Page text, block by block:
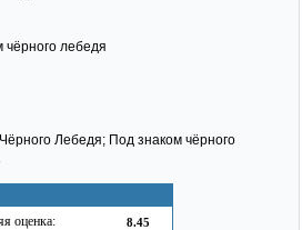
оценка: 8.45
чёрного лебедя
Лебедя; Под знаком чёрного